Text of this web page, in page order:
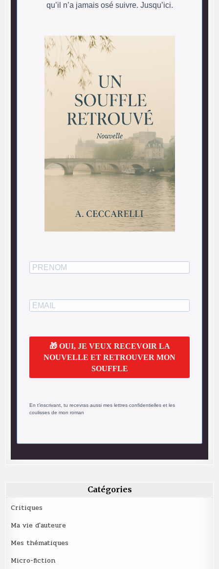
qu’il n’a jamais osé suivre. Jusqu’ici.
🎁 OUI, JE VEUX RECEVOIR LA
NOUVELLE ET RETROUVER MON
SOUFFLE
En t’inscrivant, tu recevras aussi mes lettres confidentielles et les
coulisses de mon roman
Catégories
Critiques
Ma vie d'auteure
Mes thématiques
Micro-fiction